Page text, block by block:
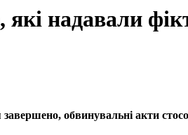
надавали
обвинувальні акти